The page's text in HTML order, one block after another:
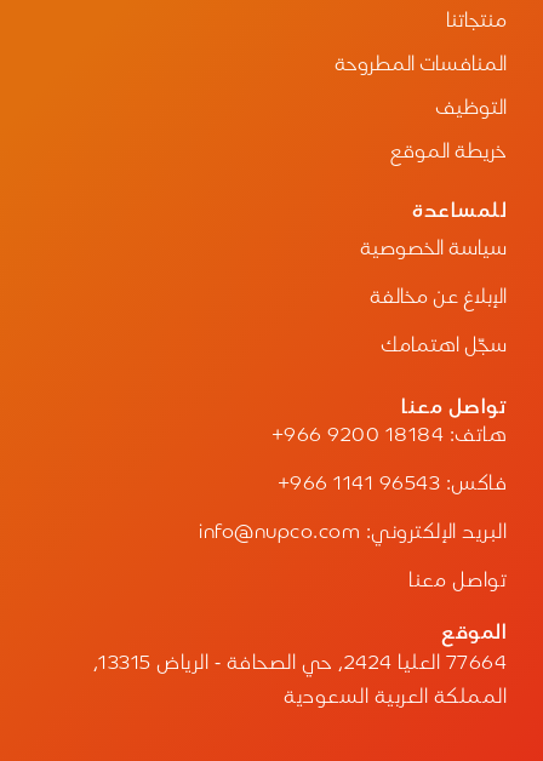
الإمداد، وتعزيز استدامة توفر المنتجات الطبية،
برنامج تحول القطاع الصحي ورؤية المملكة 2030.
وتجسد هذه المذكرة التزام نوبكو بتوسيع شراكاتها
الدولية، ونقل الخبرات السعودية في مجالات
تسهم في بناء منظومات صحية أكثر كفاءة
واستدامة، وتعزيز التعاون مع الشركاء الدوليين بما
إقليميًا رائدًا في الخدمات اللوجستية والصحية.
منتجاتنا
المنافسات المطروحة
التوظيف
خريطة الموقع
للمساعدة
سياسة الخصوصية
الإبلاغ عن مخالفة
سجّل اهتمامك
تواصل معنا
هاتف: +966 9200 18184
فاكس: +966 1141 96543
البريد الإلكتروني: info@nupco.com
تواصل معنا
الموقع
77664 العليا 2424، حي الصحافة - الرياض 13315،
المملكة العربية السعودية